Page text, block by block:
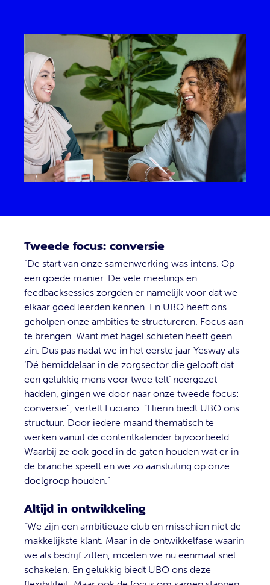
Tweede focus: conversie
“De start van onze samenwerking was intens. Op
een goede manier. De vele meetings en
feedbacksessies zorgden er namelijk voor dat we
elkaar goed leerden kennen. En UBO heeft ons
geholpen onze ambities te structureren. Focus aan
te brengen. Want met hagel schieten heeft geen
zin. Dus pas nadat we in het eerste jaar Yesway als
‘Dé bemiddelaar in de zorgsector die gelooft dat
een gelukkig mens voor twee telt’ neergezet
hadden, gingen we door naar onze tweede focus:
conversie”, vertelt Luciano. “Hierin biedt UBO ons
structuur. Door iedere maand thematisch te
werken vanuit de contentkalender bijvoorbeeld.
Waarbij ze ook goed in de gaten houden wat er in
de branche speelt en we zo aansluiting op onze
doelgroep houden.”
Altijd in ontwikkeling
“We zijn een ambitieuze club en misschien niet de
makkelijkste klant. Maar in de ontwikkelfase waarin
we als bedrijf zitten, moeten we nu eenmaal snel
schakelen. En gelukkig biedt UBO ons deze